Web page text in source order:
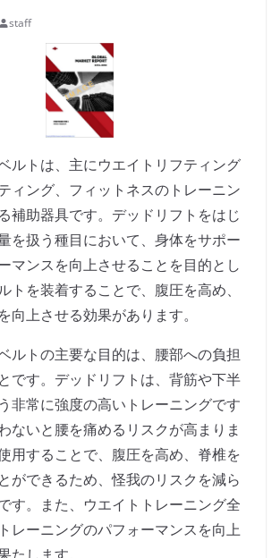
staff
ルトは、主にウエイトリフティング
ィング、フィットネスのトレーニン
補助器具です。デッドリフトをはじ
を扱う種目において、身体をサポー
マンスを向上させることを目的とし
トを装着することで、腹圧を高め、
向上させる効果があります。
ルトの主要な目的は、腰部への負担
です。デッドリフトは、背筋や下半
非常に強度の高いトレーニングです
ないと腰を痛めるリスクが高まりま
用することで、腹圧を高め、脊椎を
ができるため、怪我のリスクを減ら
す。また、ウエイトトレーニング全
レーニングのパフォーマンスを向上